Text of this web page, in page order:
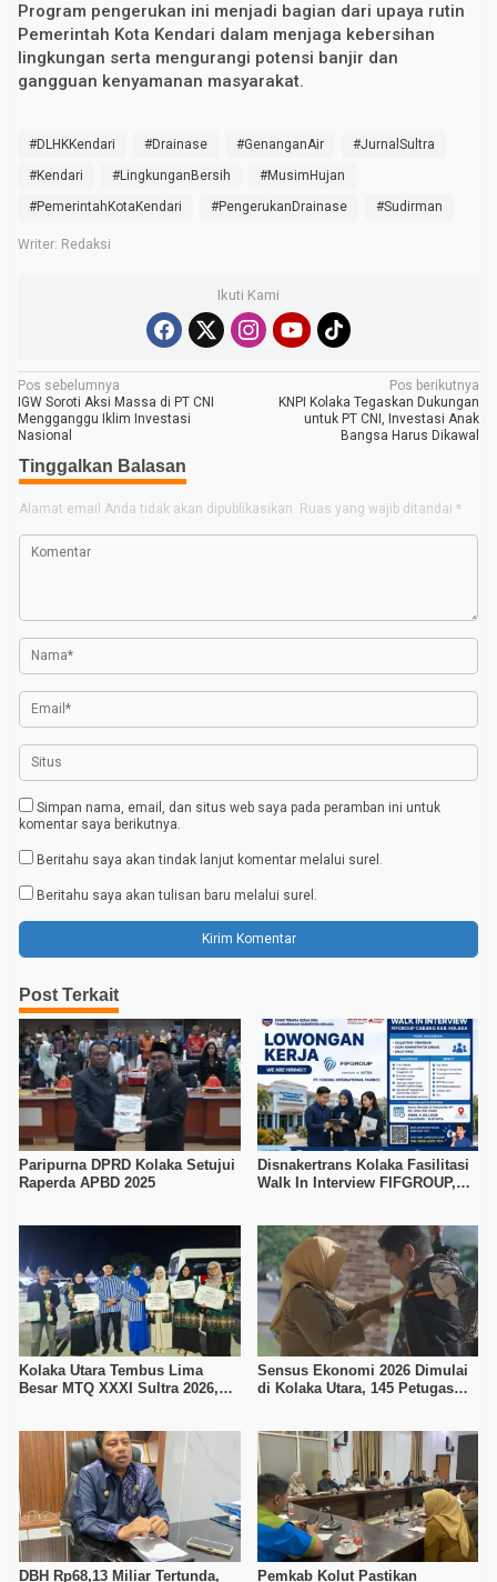
Program pengerukan ini menjadi bagian dari upaya rutin
Pemerintah Kota Kendari dalam menjaga kebersihan
lingkungan serta mengurangi potensi banjir dan
gangguan kenyamanan masyarakat.
#DLHKKendari #Drainase #GenanganAir
#JurnalSultra
#Kendari
#LingkunganBersih
#MusimHujan
#PemerintahKotaKendari
#PengerukanDrainase #Sudirman
Writer: Redaksi
Ikuti Kami
N
a
v
i
g
a
p
o
s
Pos sebelumnya
IGW Soroti Aksi Massa di PT CNI
Mengganggu Iklim Investasi
Nasional
Pos berikutnya
KNPI Kolaka Tegaskan Dukungan
untuk PT CNI, Investasi Anak
Bangsa Harus Dikawal
Tinggalkan Balasan
Alamat email Anda tidak akan dipublikasikan. Ruas yang wajib ditandai *
Simpan nama, email, dan situs web saya pada peramban ini untuk
komentar saya berikutnya.
Beritahu saya akan tindak lanjut komentar melalui surel.
Beritahu saya akan tulisan baru melalui surel.
Post Terkait
Paripurna DPRD Kolaka Setujui
Raperda APBD 2025
Disnakertrans Kolaka Fasilitasi
Walk In Interview FIFGROUP,
Kolaka Utara Tembus Lima
Besar MTQ XXXI Sultra 2026,
Sensus Ekonomi 2026 Dimulai
di Kolaka Utara, 145 Petugas
DBH Rp68,13 Miliar Tertunda, Pemkab Kolut Pastikan